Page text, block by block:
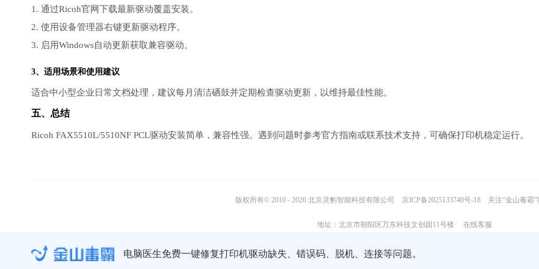
1. 通过Ricoh官网下载最新驱动覆盖安装。
2. 使用设备管理器右键更新驱动程序。
3. 启用Windows自动更新获取兼容驱动。
3、适用场景和使用建议
适合中小型企业日常文档处理，建议每月清洁硒鼓并定期检查驱动更新，以维持最佳性能。
五、总结
Ricoh FAX5510L/5510NF PCL驱动安装简单，兼容性强。遇到问题时参考官方指南或联系技术支持，可确保打印机稳定运行。
电脑医生免费一键修复打印机驱动缺失、错误码、脱机、连接等问题。
版权所有© 2010 - 2026 北京灵豹智能科技有限公司 京ICP备2025133740号-18 关注“金山毒霸
地址：北京市朝阳区万东科技文创园11号楼 在线客服